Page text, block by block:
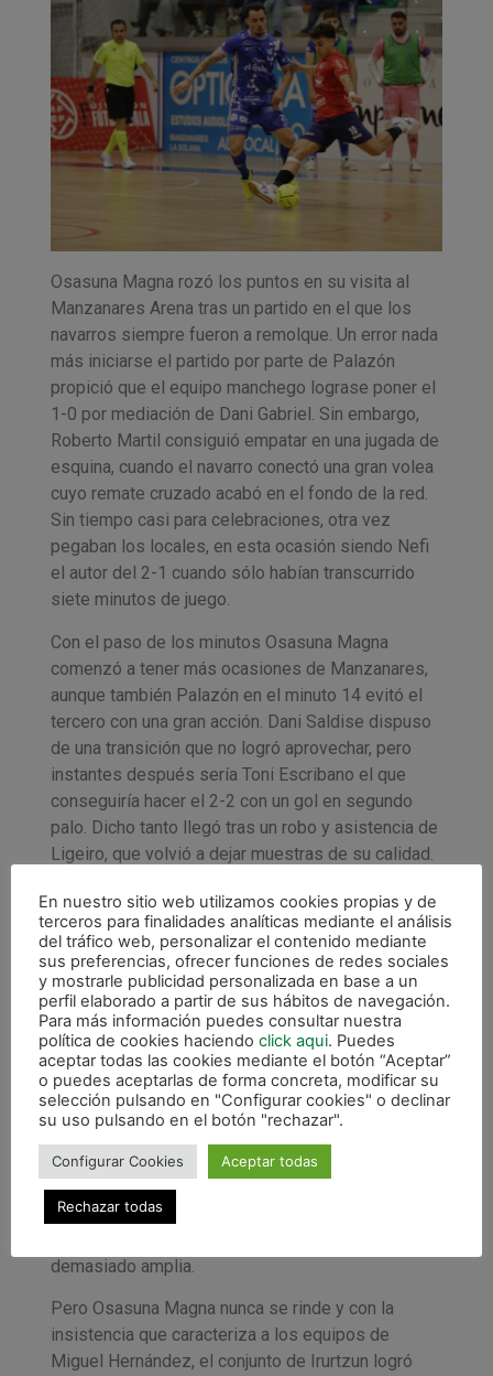
Osasuna Magna rozó los puntos en su visita al
Manzanares Arena tras un partido en el que los
navarros siempre fueron a remolque. Un error nada
más iniciarse el partido por parte de Palazón
propició que el equipo manchego lograse poner el
1-0 por mediación de Dani Gabriel. Sin embargo,
Roberto Martil consiguió empatar en una jugada de
esquina, cuando el navarro conectó una gran volea
cuyo remate cruzado acabó en el fondo de la red.
Sin tiempo casi para celebraciones, otra vez
pegaban los locales, en esta ocasión siendo Nefi
el autor del 2-1 cuando sólo habían transcurrido
siete minutos de juego.
Con el paso de los minutos Osasuna Magna
comenzó a tener más ocasiones de Manzanares,
aunque también Palazón en el minuto 14 evitó el
tercero con una gran acción. Dani Saldise dispuso
de una transición que no logró aprovechar, pero
instantes después sería Toni Escribano el que
conseguiría hacer el 2-2 con un gol en segundo
palo. Dicho tanto llegó tras un robo y asistencia de
Ligeiro, que volvió a dejar muestras de su calidad.
Y como ocurriese en la primera mitad, de nuevo un
error en salida de balón acabó en una rápida
transición local que al minuto tras la reanudación
significó el 3-2 de Álvaro López. De nuevo tocaba
jugar con el marcador en contra y a diferencia que
en el tramo inicial del partido. Fueron en este caso
los locales quienes más y mejor atacaron sobre el
marco rival. Así, Javi Alonso culminó en el 4-2 una
gran jugada de Zequi. Para colmo, en la siguiente
acción Andrés Geraghty veía la segunda amarilla y
dejaba al Xota con un jugador menos durante dos
minutos, tiempo en el que Humberto estableció el
demasiado amplia.
Pero Osasuna Magna nunca se rinde y con la
insistencia que caracteriza a los equipos de
Miguel Hernández, el conjunto de Irurtzun logró
En nuestro sitio web utilizamos cookies propias y de
terceros para finalidades analíticas mediante el análisis
del tráfico web, personalizar el contenido mediante
sus preferencias, ofrecer funciones de redes sociales
y mostrarle publicidad personalizada en base a un
perfil elaborado a partir de sus hábitos de navegación.
Para más información puedes consultar nuestra
política de cookies haciendo click aqui. Puedes
aceptar todas las cookies mediante el botón “Aceptar”
o puedes aceptarlas de forma concreta, modificar su
selección pulsando en "Configurar cookies" o declinar
su uso pulsando en el botón "rechazar".
Configurar Cookies Aceptar todas
Rechazar todas